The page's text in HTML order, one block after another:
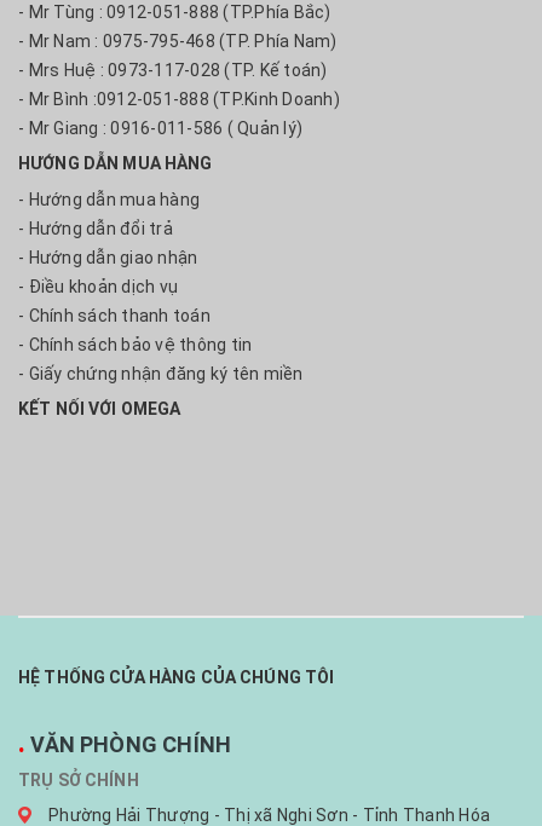
- Mr Tùng : 0912-051-888 (TP.Phía Bắc)
- Mr Nam : 0975-795-468 (TP. Phía Nam)
- Mrs Huệ : 0973-117-028 (TP. Kế toán)
- Mr Bình :0912-051-888 (TP.Kinh Doanh)
- Mr Giang : 0916-011-586 ( Quản lý)
HƯỚNG DẪN MUA HÀNG
- Hướng dẫn mua hàng
- Hướng dẫn đổi trả
- Hướng dẫn giao nhận
- Điều khoản dịch vụ
- Chính sách thanh toán
- Chính sách bảo vệ thông tin
- Giấy chứng nhận đăng ký tên miền
KẾT NỐI VỚI OMEGA
HỆ THỐNG CỬA HÀNG CỦA CHÚNG TÔI
. VĂN PHÒNG CHÍNH
TRỤ SỞ CHÍNH
Phường Hải Thượng - Thị xã Nghi Sơn - Tỉnh Thanh Hóa